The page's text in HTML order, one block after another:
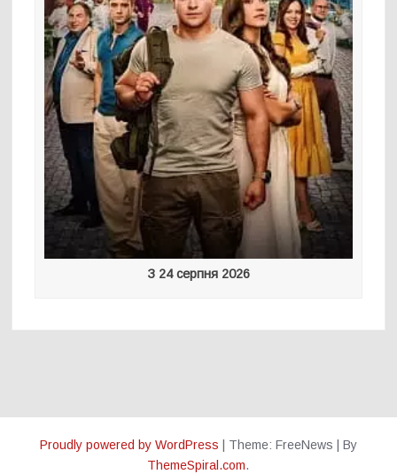
З 24 серпня 2026
Proudly powered by WordPress Theme: FreeNews
By
ThemeSpiral.com.